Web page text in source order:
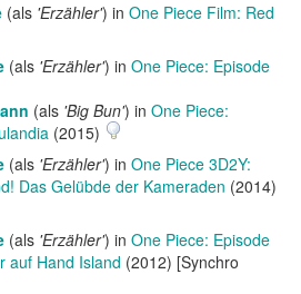
(als 'Erzähler') in One Piece Film: Red
(als 'Erzähler') in One Piece: Episode
(als 'Big Bun') in One Piece:
(2015)
(als 'Erzähler') in One Piece 3D2Y:
Das Gelübde der Kameraden (2014)
(als 'Erzähler') in One Piece: Episode
auf Hand Island (2012) [Synchro